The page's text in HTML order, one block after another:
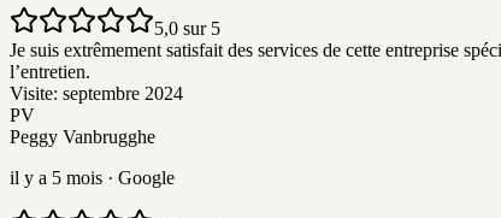
5,0 sur 5
Je suis extrêmement satisfait des services de cette entreprise
l’entretien.
Visite: septembre 2024
PV
Peggy Vanbrugghe
il y a 5 mois · Google